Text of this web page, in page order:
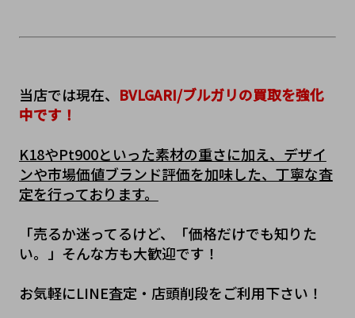
当店では現在、 BVLGARI/ブルガリの買取を強化
中です！
K18やPt900といった素材の重さに加え、デザイ
ンや市場価値ブランド評価を加味した、丁寧な査
定を行っております。
「売るか迷ってるけど、「価格だけでも知りた
い。」そんな方も大歓迎です！
お気軽にLINE査定・店頭削段をご利用下さい！